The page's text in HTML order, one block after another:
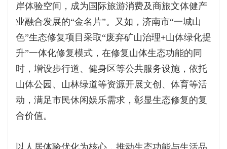
岸体验空间，成为国际旅游消费及商旅文体健产
业融合发展的“金名片”。又如，济南市“一城山
色”生态修复项目采取“废弃矿山治理+山体绿化提
升”一体化修复模式，在修复山体生态功能的同
时，增设步行道、健身区等公共服务设施，依托
山体公园、山林绿道等资源开展文创、体育等活
动，满足市民休闲娱乐需求，彰显生态修复的复
合价值。